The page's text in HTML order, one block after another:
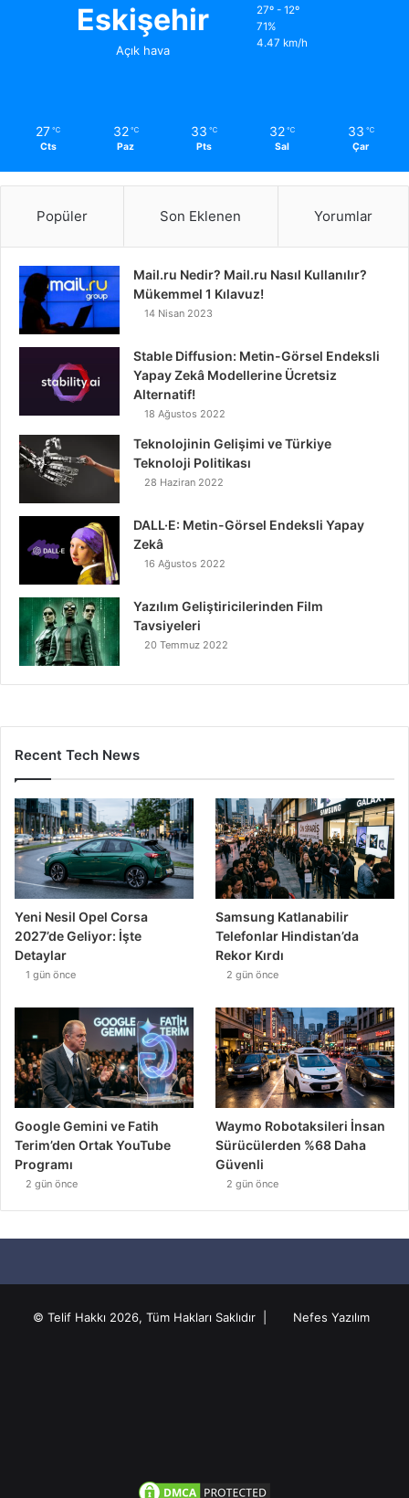
Eskişehir
Açık hava
27º - 12º
71%
4.47 km/h
27 ℃
Cts
32 ℃
Paz
33 ℃
Pts
32 ℃
Sal
33 ℃
Çar
Popüler Son Eklenen Yorumlar
Mail.ru Nedir? Mail.ru Nasıl Kullanılır?
Mükemmel 1 Kılavuz!
14 Nisan 2023
Stable Diffusion: Metin-Görsel Endeksli
Yapay Zekâ Modellerine Ücretsiz
Alternatif!
18 Ağustos 2022
Teknolojinin Gelişimi ve Türkiye
Teknoloji Politikası
28 Haziran 2022
DALL·E: Metin-Görsel Endeksli Yapay
Zekâ
16 Ağustos 2022
Yazılım Geliştiricilerinden Film
Tavsiyeleri
20 Temmuz 2022
Recent Tech News
Yeni Nesil Opel Corsa
2027’de Geliyor: İşte
Detaylar
1 gün önce
Samsung Katlanabilir
Telefonlar Hindistan’da
Rekor Kırdı
2 gün önce
Google Gemini ve Fatih
Terim’den Ortak YouTube
Programı
2 gün önce
Waymo Robotaksileri İnsan
Sürücülerden %68 Daha
Güvenli
2 gün önce
© Telif Hakkı 2026, Tüm Hakları Saklıdır | Nefes Yazılım